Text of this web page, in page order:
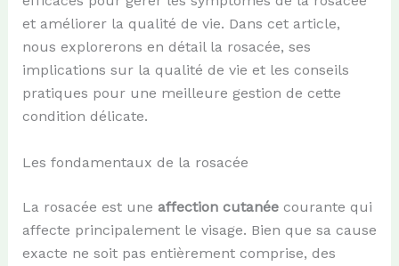
et améliorer la qualité de vie. Dans cet article,
nous explorerons en détail la rosacée, ses
implications sur la qualité de vie et les conseils
pratiques pour une meilleure gestion de cette
condition délicate.
Les fondamentaux de la rosacée
La rosacée est une affection cutanée courante qui
affecte principalement le visage. Bien que sa cause
exacte ne soit pas entièrement comprise, des